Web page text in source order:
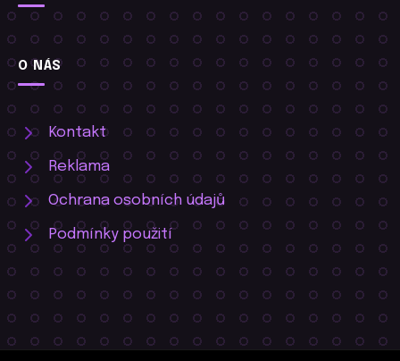
O NÁS
Kontakt
Reklama
Ochrana osobních údajů
Podmínky použití